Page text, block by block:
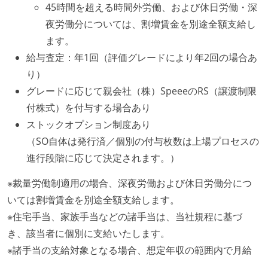
45時間を超える時間外労働、および休日労働・深
夜労働分については、割増賃金を別途全額支給し
ます。
給与査定：年1回（評価グレードにより年2回の場合あ
り）
グレードに応じて親会社（株）SpeeeのRS（譲渡制限
付株式）を付与する場合あり
ストックオプション制度あり
（SO自体は発行済／個別の付与枚数は上場プロセスの
進行段階に応じて決定されます。）
※裁量労働制適用の場合、深夜労働および休日労働分につ
いては割増賃金を別途全額支給します。
※住宅手当、家族手当などの諸手当は、当社規程に基づ
き、該当者に個別に支給いたします。
※諸手当の支給対象となる場合、想定年収の範囲内で月給